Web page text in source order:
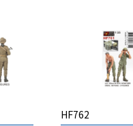
HF762